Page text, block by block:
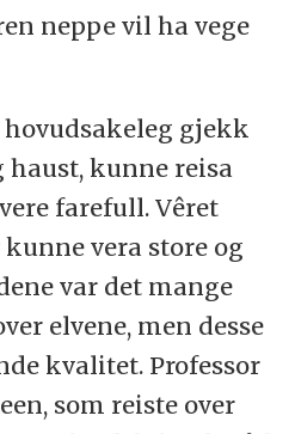
neppe vil ha vege
gjekk
haust, kunne reisa
farefull. Vêret
vera store og
var det mange
elvene, men desse
kvalitet. Professor
som reiste over